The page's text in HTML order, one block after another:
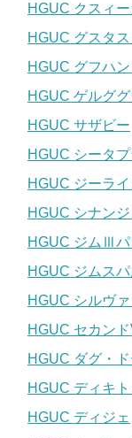
HGUC クスィ
HGUC グスタ
HGUC グフハ
HGUC ゲルグ
HGUC サザビー
HGUC シータプ
HGUC ジーラ
HGUC シナン
HGUC ジムⅢパ
HGUC ジムス
HGUC シルヴ
HGUC セカン
HGUC ダグ・
HGUC ディキト
HGUC ディジェ